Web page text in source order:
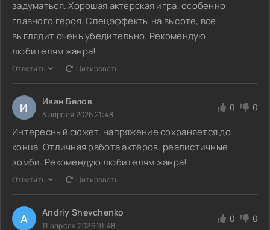
задуматься. Хорошая актерская игра, особенно
главного героя. Спецэффекты на высоте, все
выглядит очень убедительно. Рекомендую
любителям жанра!
Ответить Цитировать
И Иван Белов
3 апреля 2026 21:48
0 0
Интересный сюжет, напряжение сохраняется до
конца. Отличная работа актёров, реалистичные
зомби. Рекомендую любителям жанра!
Ответить Цитировать
A Andriy Shevchenko
11 апреля 2026 10:48
0 0